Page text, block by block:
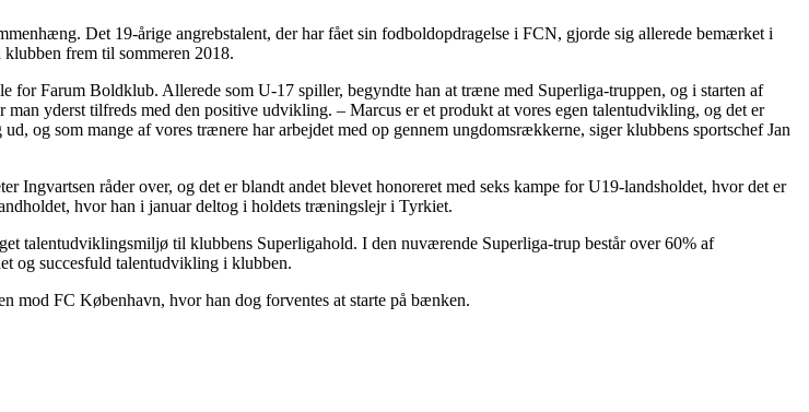
Det 19-årige angrebstalent, der har fået sin fodboldopdragelse i FCN, gjorde sig allerede bemærket i
frem til sommeren 2018.
for Farum Boldklub. Allerede som U-17 spiller, begyndte han at træne med Superliga-truppen, og i starten af
yderst tilfreds med den positive udvikling. – Marcus er et produkt at vores egen talentudvikling, og det er
og som mange af vores trænere har arbejdet med op gennem ungdomsrækkerne, siger klubbens sportschef Jan
råder over, og det er blandt andet blevet honoreret med seks kampe for U19-landsholdet, hvor det er
hvor han i januar deltog i holdets træningslejr i Tyrkiet.
talentudviklingsmiljø til klubbens Superligahold. I den nuværende Superliga-trup består over 60% af
og succesfuld talentudvikling i klubben.
mod FC København, hvor han dog forventes at starte på bænken.